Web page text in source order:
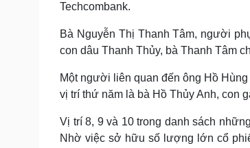
Techcombank.
Bà Nguyễn Thị Thanh Tâm, người
con dâu Thanh Thủy, bà Thanh Tâm
Một người liên quan đến ông Hồ
vị trí thứ năm là bà Hồ Thủy Anh, con
Vị trí 8, 9 và 10 trong danh sách
Nhờ việc sở hữu số lượng lớn cổ